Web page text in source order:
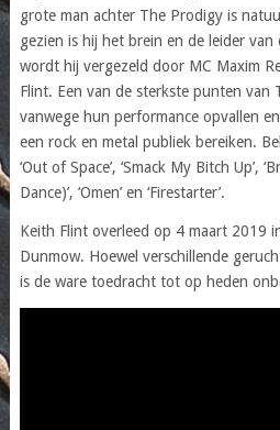
grote man achter The Prodigy is
gezien is hij het brein en de leider
wordt hij vergezeld door MC Maxim
Flint. Een van de sterkste punten van
vanwege hun performance opvallen
een rock en metal publiek bereiken.
‘Out of Space’, ‘Smack My Bitch Up’,
Dance)’, ‘Omen’ en ‘Firestarter’.
Keith Flint overleed op 4 maart 2019
Dunmow. Hoewel verschillende
is de ware toedracht tot op heden